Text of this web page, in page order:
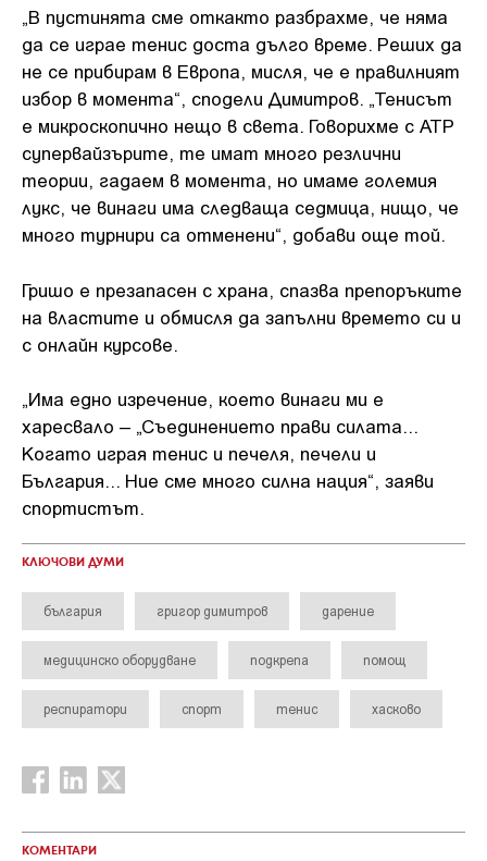
„В пустинята сме откакто разбрахме, че няма
да се играе тенис доста дълго време. Реших да
не се прибирам в Европа, мисля, че е правилният
избор в момента“, сподели Димитров. „Тенисът
е микроскопично нещо в света. Говорихме с АТР
супервайзърите, те имат много резлични
теории, гадаем в момента, но имаме големия
лукс, че винаги има следваща седмица, нищо, че
много турнири са отменени“, добави още той.
Гришо е презапасен с храна, спазва препоръките
на властите и обмисля да запълни времето си и
с онлайн курсове.
„Има едно изречение, което винаги ми е
харесвало – „Съединението прави силата...
Когато играя тенис и печеля, печели и
България... Ние сме много силна нация“, заяви
спортистът.
КЛЮЧОВИ ДУМИ
българия григор димитров дарение
медицинско оборудване подкрепа помощ
респиратори спорт тенис хасково
КОМЕНТАРИ